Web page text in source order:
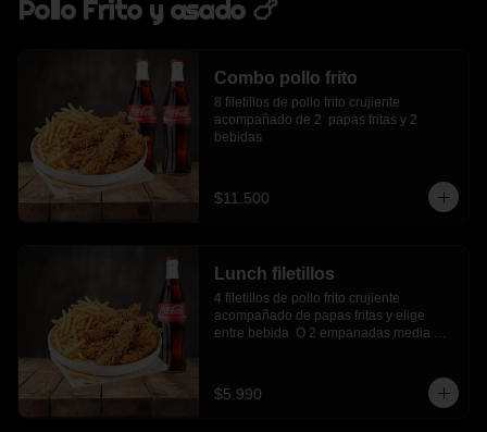
Pollo Frito y asado 🍗
Combo pollo frito
8 filetillos de pollo frito crujiente
acompañado de 2  papas fritas y 2
bebidas
$11.500
Lunch filetillos
4 filetillos de pollo frito crujiente
acompañado de papas fritas y elige
entre bebida  O 2 empanadas media
$5.990